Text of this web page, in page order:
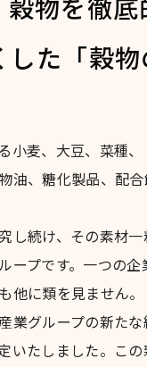
物を徹底
た「穀物
小麦、大豆、菜種
油、糖化製品、配
し続け、その素材
ープです。一つの
他に類を見ません。
業グループの新た
いたしました。こ